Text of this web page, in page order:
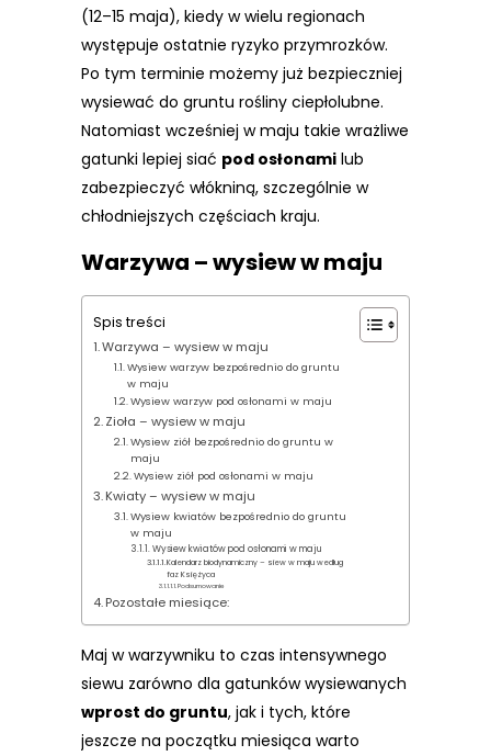
(12–15 maja), kiedy w wielu regionach
występuje ostatnie ryzyko przymrozków.
Po tym terminie możemy już bezpieczniej
wysiewać do gruntu rośliny ciepłolubne.
Natomiast wcześniej w maju takie wrażliwe
gatunki lepiej siać pod osłonami lub
zabezpieczyć włókniną, szczególnie w
chłodniejszych częściach kraju.
Warzywa – wysiew w maju
Spis treści
Warzywa – wysiew w maju
Wysiew warzyw bezpośrednio do gruntu
w maju
Wysiew warzyw pod osłonami w maju
Zioła – wysiew w maju
Wysiew ziół bezpośrednio do gruntu w
maju
Wysiew ziół pod osłonami w maju
Kwiaty – wysiew w maju
Wysiew kwiatów bezpośrednio do gruntu
w maju
Wysiew kwiatów pod osłonami w maju
Kalendarz biodynamiczny – siew w maju według
faz Księżyca
Podsumowanie
Pozostałe miesiące:
Maj w warzywniku to czas intensywnego
siewu zarówno dla gatunków wysiewanych
wprost do gruntu, jak i tych, które
jeszcze na początku miesiąca warto